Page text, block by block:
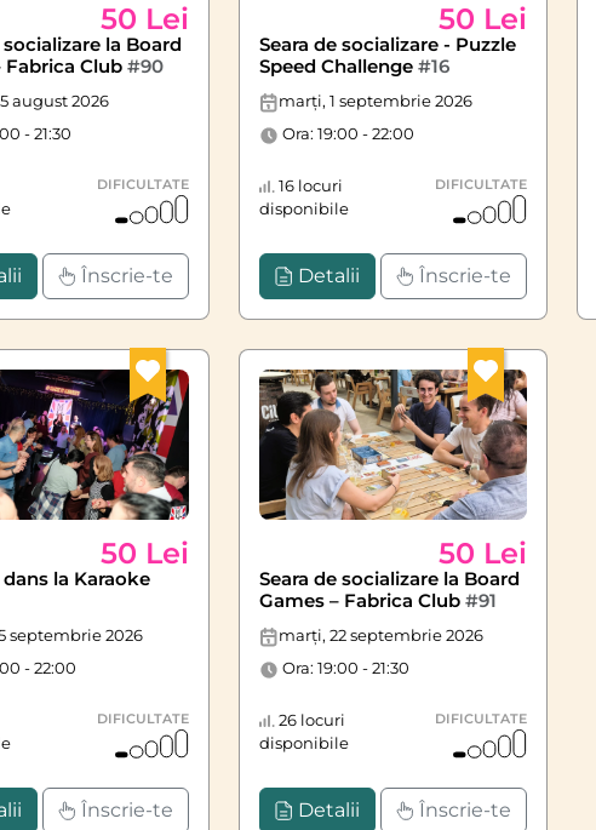
50 Lei
socializare la Board
Fabrica Club #90
august 2026
- 21:30
DIFICULTATE
Înscrie-te
50 Lei
Seara de socializare - Puzzle
Speed Challenge #16
marți, 1 septembrie 2026
Ora: 19:00 - 22:00
16 locuri
disponibile
DIFICULTATE
Detalii Înscrie-te
50 Lei
dans la Karaoke
septembrie 2026
- 22:00
DIFICULTATE
Înscrie-te
50 Lei
Seara de socializare la Board
Games – Fabrica Club #91
marți, 22 septembrie 2026
Ora: 19:00 - 21:30
26 locuri
disponibile
DIFICULTATE
Detalii Înscrie-te